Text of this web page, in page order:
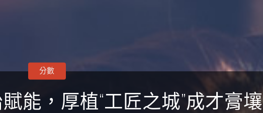
能，厚植“工匠之城”成才膏壤
分數